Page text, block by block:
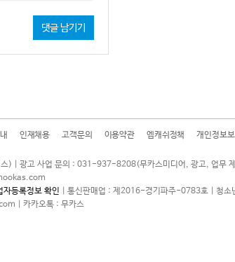
댓글 남기기
인재채용 고객문의 이용약관 엠캐쉬정책 개인정보
) | 광고 사업 문의 : 031-937-8208(무카스미디어, 광고, 업무
자등록정보 확인 | 통신판매업 : 제2016-경기파주-0783호 | 청소
| 카카오톡 : 무카스